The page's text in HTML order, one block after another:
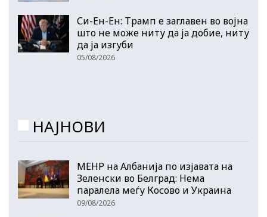
Си-Ен-Ен: Трамп е заглавен во војна
што не може ниту да ја добие, ниту
да ја изгуби
05/08/2026
НАЈНОВИ
МЕНР на Албанија по изјавата на
Зеленски во Белград: Нема
паралела меѓу Косово и Украина
09/08/2026